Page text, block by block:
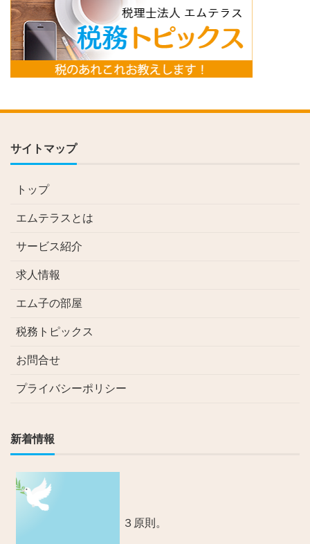
サイトマップ
トップ
エムテラスとは
サービス紹介
求人情報
エム子の部屋
税務トピックス
お問合せ
プライバシーポリシー
新着情報
３原則。